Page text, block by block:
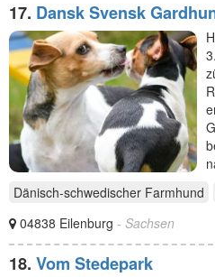
17. Dansk Svensk
Dänisch-schwedischer Farmhund
04838 Eilenburg - Sachsen
18. Vom Stedepark